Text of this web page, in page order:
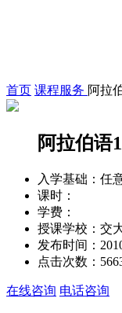
首页 课程服务 阿拉
阿拉伯语
入学基础： 任
课时：
学费：
授课学校： 交
发布时间：
点击次数：
在线咨询 电话咨询